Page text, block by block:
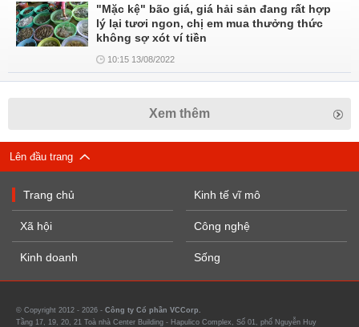
"Mặc kệ" bão giá, giá hải sản đang rất hợp
lý lại tươi ngon, chị em mua thưởng thức
không sợ xót ví tiền
10:15 13/08/2022
Xem thêm
Lên đầu trang
Trang chủ
Xã hội
Kinh doanh
Kinh tế vĩ mô
Công nghệ
Sống
© Copyright 2012 - 2026 - Công ty Cổ phần VCCorp.
Tầng 17, 19, 20, 21 Toà nhà Center Building - Hapulico Complex, Số 01, phố Nguyễn Huy